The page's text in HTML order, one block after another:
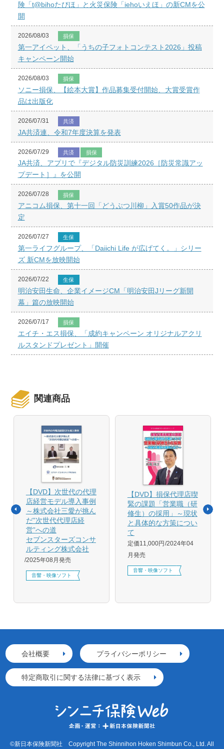
険「t@bihoたびほ」と火災保険「iehoいえほ」の新CMを公
開
2026/08/03 損保
第一アイペット、「うちの子フォトコンテスト2026」投稿
キャンペーン開始
2026/08/03 損保
ソニー損保、【絵本大賞】作品募集受付開始、大賞受賞作
品は出版化
2026/07/31 共済
JA共済連、令和7年度決算を発表
2026/07/29 共済 損保
JA共済、アプリで『デジタル防災訓練2026［防災常識アッ
プデート］』を公開
2026/07/28 損保
アニコム損保、第十一回「どうぶつ川柳」入賞50作品が決
定
2026/07/27 生保
第一ライフグループ、「Daiichi Life が広げてく。」シリー
ズ 新CMを放映開始
2026/07/22 生保
明治安田生命、企業イメージCM「明治安田Jリーグ新開
幕」篇の放映開始
2026/07/17 損保
エイチ・エス損保、「成約キャンペーン オリジナルアクリ
ルスタンドプレゼント」開催
関連商品
【DVD】次世代の代理
店経営モデル導入事例
～株式会社三愛が挑ん
だ”次世代代理店経
営”への道
セブンスターズコンサ
ルティング株式会社
2025年08月発売
音響・映像ソフト
【DVD】損保代理店喫
緊の課題「営業職（研
修生）の採用」～現状
と具体的な方策につい
て
定価11,000円 2024年04
月発売
音響・映像ソフト
会社概要 プライバシーポリシー
特定商取引に関する法律に基づく表示
©新日本保険新聞社 Copyright The Shinnihon Hoken Shimbun Co., Ltd. All